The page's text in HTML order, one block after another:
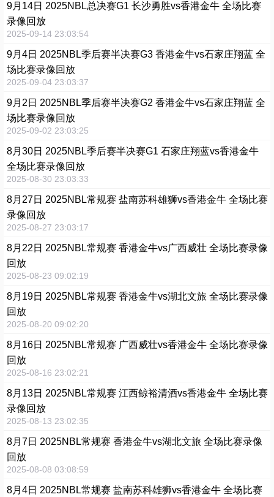
9月14日 2025NBL总决赛G1 长沙勇胜vs香港金牛 全场比赛
录像回放
2025-09-14 23:03:54
9月4日 2025NBL季后赛半决赛G3 香港金牛vs石家庄翔蓝 全
场比赛录像回放
2025-09-04 23:03:37
9月2日 2025NBL季后赛半决赛G2 香港金牛vs石家庄翔蓝 全
场比赛录像回放
2025-09-02 23:03:25
8月30日 2025NBL季后赛半决赛G1 石家庄翔蓝vs香港金牛
全场比赛录像回放
2025-08-30 23:03:33
8月27日 2025NBL常规赛 盐南苏科雄狮vs香港金牛 全场比赛
录像回放
2025-08-27 23:03:17
8月22日 2025NBL常规赛 香港金牛vs广西威壮 全场比赛录像
回放
2025-08-23 09:02:19
8月19日 2025NBL常规赛 香港金牛vs湖北文旅 全场比赛录像
回放
2025-08-20 09:02:20
8月16日 2025NBL常规赛 广西威壮vs香港金牛 全场比赛录像
回放
2025-08-16 23:02:21
8月13日 2025NBL常规赛 江西鲸裕清酒vs香港金牛 全场比赛
录像回放
2025-08-13 23:02:35
8月7日 2025NBL常规赛 香港金牛vs湖北文旅 全场比赛录像
回放
2025-08-08 03:08:59
8月4日 2025NBL常规赛 盐南苏科雄狮vs香港金牛 全场比赛